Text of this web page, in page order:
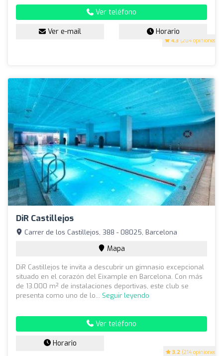
4.3 (204 opiniones)
Ver teléfono
Ver e-mail Horario
DiR Castillejos
3.2 (214 opiniones)
Carrer de los Castillejos, 388 - 08025, Barcelona
Mapa
DiR Castillejos te invita a descubrir un gimnasio excepcional
situado en el corazón del Eixample en Barcelona. Con más
de 13.000 m² de instalaciones deportivas, este club se
presenta como uno de lo... Seguir leyendo
Ver teléfono
Horario